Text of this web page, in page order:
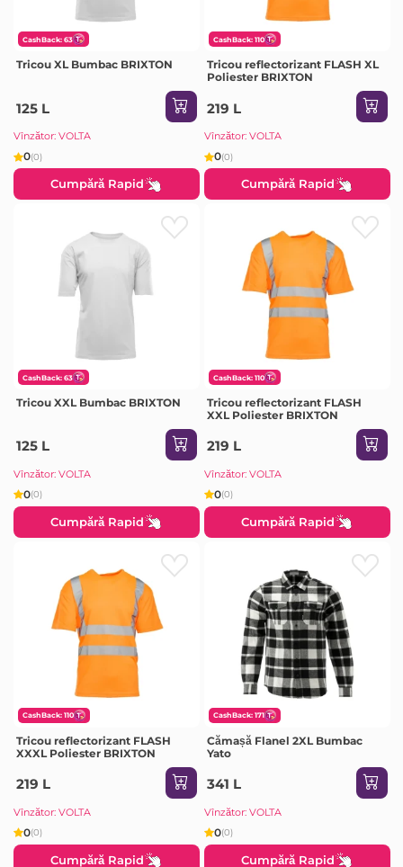
CashBack: 63
Tricou XL Bumbac BRIXTON
125 L
Vînzător: VOLTA
0(0)
Cumpără Rapid
CashBack: 110
Tricou reflectorizant FLASH XL
Poliester BRIXTON
219 L
Vînzător: VOLTA
0(0)
Cumpără Rapid
CashBack: 63
Tricou XXL Bumbac BRIXTON
125 L
Vînzător: VOLTA
0(0)
Cumpără Rapid
CashBack: 110
Tricou reflectorizant FLASH
XXL Poliester BRIXTON
219 L
Vînzător: VOLTA
0(0)
Cumpără Rapid
CashBack: 110
Tricou reflectorizant FLASH
XXXL Poliester BRIXTON
219 L
Vînzător: VOLTA
0(0)
Cumpără Rapid
CashBack: 171
Cămașă Flanel 2XL Bumbac
Yato
341 L
Vînzător: VOLTA
0(0)
Cumpără Rapid